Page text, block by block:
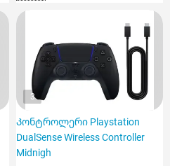
3
Კონტროლერი Playstation
DualSense Wireless Controller
Midnigh